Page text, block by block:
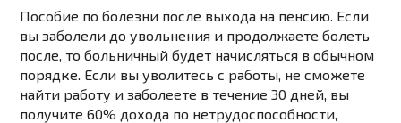
Пособие по болезни после выхода на пенсию. Если
вы заболели до увольнения и продолжаете болеть
после, то больничный будет начисляться в обычном
порядке. Если вы уволитесь с работы, не сможете
найти работу и заболеете в течение 30 дней, вы
получите 60% дохода по нетрудоспособности,